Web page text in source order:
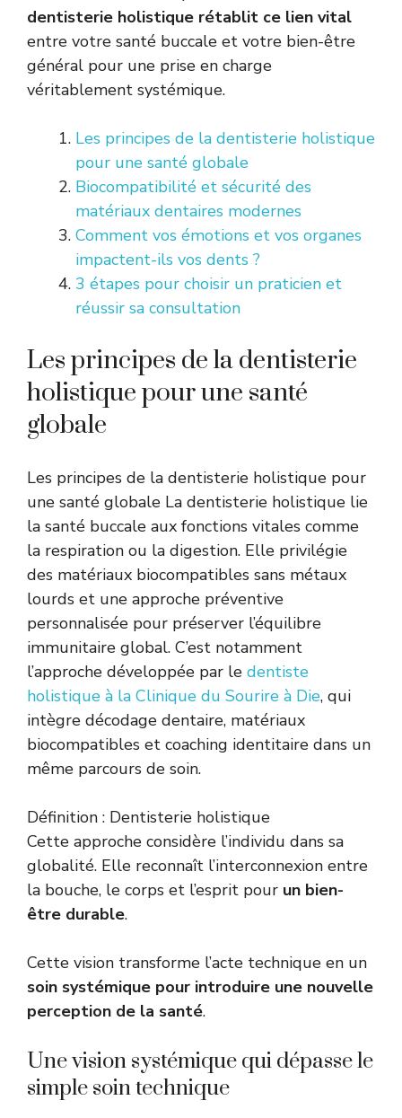
dentisterie holistique rétablit ce lien vital
entre votre santé buccale et votre bien-être
général pour une prise en charge
véritablement systémique.
Les principes de la dentisterie holistique
pour une santé globale
Biocompatibilité et sécurité des
matériaux dentaires modernes
Comment vos émotions et vos organes
impactent-ils vos dents ?
3 étapes pour choisir un praticien et
réussir sa consultation
Les principes de la dentisterie
holistique pour une santé
globale
Les principes de la dentisterie holistique pour
une santé globale La dentisterie holistique lie
la santé buccale aux fonctions vitales comme
la respiration ou la digestion. Elle privilégie
des matériaux biocompatibles sans métaux
lourds et une approche préventive
personnalisée pour préserver l’équilibre
immunitaire global. C’est notamment
l’approche développée par le dentiste
holistique à la Clinique du Sourire à Die, qui
intègre décodage dentaire, matériaux
biocompatibles et coaching identitaire dans un
même parcours de soin.
Définition : Dentisterie holistique
Cette approche considère l’individu dans sa
globalité. Elle reconnaît l’interconnexion entre
la bouche, le corps et l’esprit pour un bien-
être durable.
Cette vision transforme l’acte technique en un
soin systémique pour introduire une nouvelle
perception de la santé.
Une vision systémique qui dépasse le
simple soin technique